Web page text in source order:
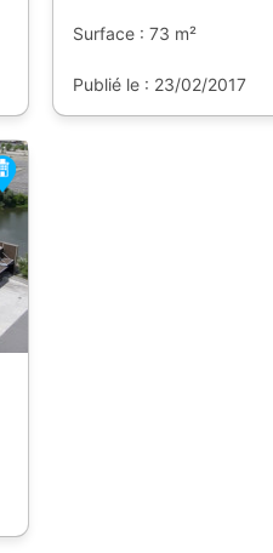
Surface : 73 m²
Publié le : 23/02/2017